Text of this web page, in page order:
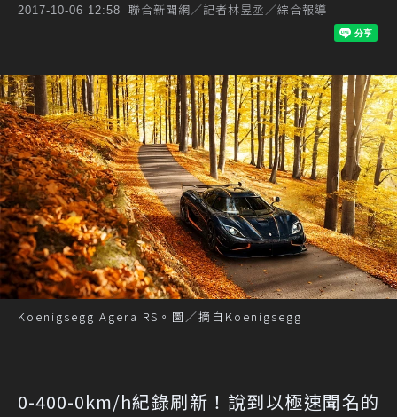
2017-10-06 12:58 聯合新聞網／記者林昱丞／綜合報導
Koenigsegg Agera RS。圖／摘自Koenigsegg
0-400-0km/h紀錄刷新！說到以極速聞名的